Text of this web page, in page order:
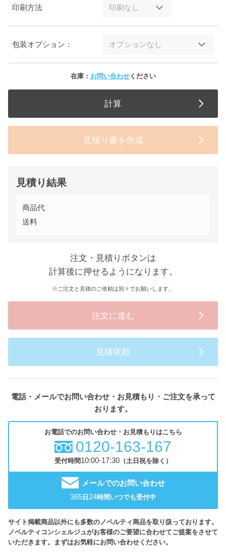
印刷方法
包装オプション：
在庫： お問い合わせください
計算
見積り書を作成
見積り結果
商品代
送料
注文・見積りボタンは
計算後に押せるようになります。
ご注文と見積のご依頼は別々でお願いします。
注文に進む
見積依頼
電話・メールでお問い合わせ・お見積もり・ご注文を承って
おります。
お電話でのお問い合わせ・お見積もりはこちら
0120-163-167
受付時間10:00-17:30（土日祝を除く）
メールでのお問い合わせ
365 日 24時間いつでも受付中
サイト掲載商品以外にも多数のノベルティ商品を取り扱っております。
ノベルティコンシェルジュがお客様のご要望に合わせてご提案をさせて
いただきます。まずはお気軽にお問い合わせください。